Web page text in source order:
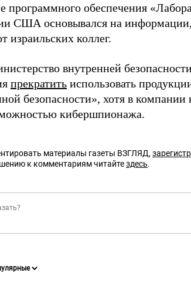
программного обеспечения
США основывался на
израильских коллег.
внутренней
прекратить использовать
безопасности», хотя в компании
кибершпионажа.
материалы газеты ВЗГЛЯД,
к комментариям читайтездесь.